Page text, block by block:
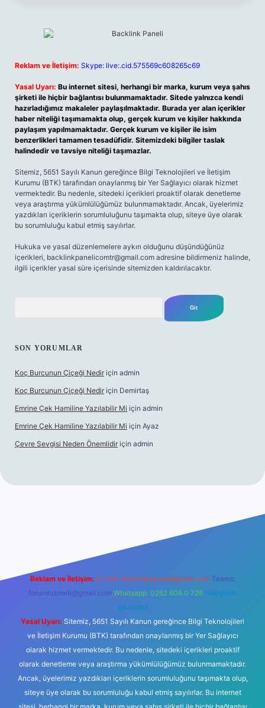
Reklam ve İletişim: Skype: live:.cid.575569c608265c69
Yasal Uyarı: Bu internet sitesi, herhangi bir marka, kurum veya şahıs
şirketi ile hiçbir bağlantısı bulunmamaktadır. Sitede yalnızca kendi
hazırladığımız makaleler paylaşılmaktadır. Burada yer alan içerikler
haber niteliği taşımamakta olup, gerçek kurum ve kişiler hakkında
paylaşım yapılmamaktadır. Gerçek kurum ve kişiler ile isim
benzerlikleri tamamen tesadüfidir. Sitemizdeki bilgiler taslak
halindedir ve tavsiye niteliği taşımazlar.
Sitemiz, 5651 Sayılı Kanun gereğince Bilgi Teknolojileri ve İletişim
Kurumu (BTK) tarafından onaylanmış bir Yer Sağlayıcı olarak hizmet
vermektedir. Bu nedenle, sitedeki içerikleri proaktif olarak denetleme
veya araştırma yükümlülüğümüz bulunmamaktadır. Ancak, üyelerimiz
yazdıkları içeriklerin sorumluluğunu taşımakta olup, siteye üye olarak
bu sorumluluğu kabul etmiş sayılırlar.
Hukuka ve yasal düzenlemelere aykırı olduğunu düşündüğünüz
içerikleri, backlinkpanelicomtr@gmail.com adresine bildirmeniz halinde,
ilgili içerikler yasal süre içerisinde sitemizden kaldırılacaktır.
SON YORUMLAR
Koç Burcunun Çiçeği Nedir için admin
Koç Burcunun Çiçeği Nedir için Demirtaş
Emrine Çek Hamiline Yazılabilir Mi için admin
Emrine Çek Hamiline Yazılabilir Mi için Ayaz
Çevre Sevgisi Neden Önemlidir için admin
Reklam ve İletişim: E-mail: backlinkpaneli@gmail.com Teams:
forumhizmeti@gmail.com Whatsapp: 0262 606 0 726 Telegram:
@karabul
Yasal Uyarı: Sitemiz, 5651 Sayılı Kanun gereğince Bilgi Teknolojileri
ve İletişim Kurumu (BTK) tarafından onaylanmış bir Yer Sağlayıcı
olarak hizmet vermektedir. Bu nedenle, sitedeki içerikleri proaktif
olarak denetleme veya araştırma yükümlülüğümüz bulunmamaktadır.
Ancak, üyelerimiz yazdıkları içeriklerin sorumluluğunu taşımakta olup,
siteye üye olarak bu sorumluluğu kabul etmiş sayılırlar. Bu internet